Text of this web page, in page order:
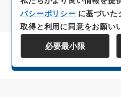
資料群階
バシーポリシー に基づい
取得と利用に同意をお願い
必要最小限